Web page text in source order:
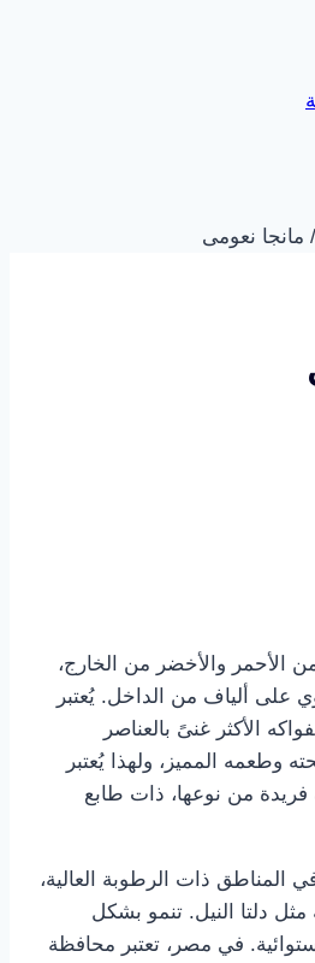
/ مانجا نعومى
الأحمر والأخضر من الخارج،
على ألياف من الداخل. يُعتبر
الأكثر غنىً بالعناصر
وطعمه المميز، ولهذا يُعتبر
فريدة من نوعها، ذات طابع
المناطق ذات الرطوبة العالية،
دلتا النيل. تنمو بشكل
في مصر، تعتبر محافظة